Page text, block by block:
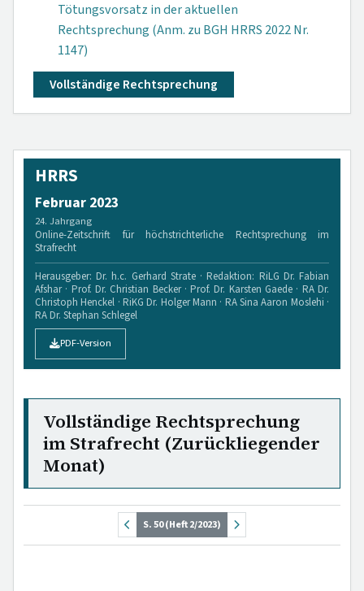
Tötungsvorsatz in der aktuellen
Rechtsprechung (Anm. zu BGH HRRS 2022 Nr.
1147)
Vollständige Rechtsprechung
HRRS
Februar 2023
24. Jahrgang
Online-Zeitschrift für höchstrichterliche Rechtsprechung im
Strafrecht
Herausgeber: Dr. h.c. Gerhard Strate · Redaktion: RiLG Dr. Fabian
Afshar · Prof. Dr. Christian Becker · Prof. Dr. Karsten Gaede · RA Dr.
Christoph Henckel · RiKG Dr. Holger Mann · RA Sina Aaron Moslehi ·
RA Dr. Stephan Schlegel
PDF-Version
Vollständige Rechtsprechung
im Strafrecht (Zurückliegender
Monat)
S. 50 (Heft 2/2023)